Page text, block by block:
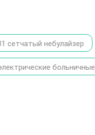
сетчатый небулайзер